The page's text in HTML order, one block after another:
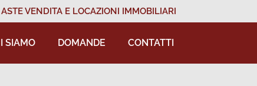
ASTE VENDITA E LOCAZIONI IMMOBILIARI
SIAMO DOMANDE CONTATTI